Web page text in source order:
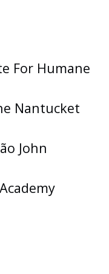
For Humane
Nantucket
John